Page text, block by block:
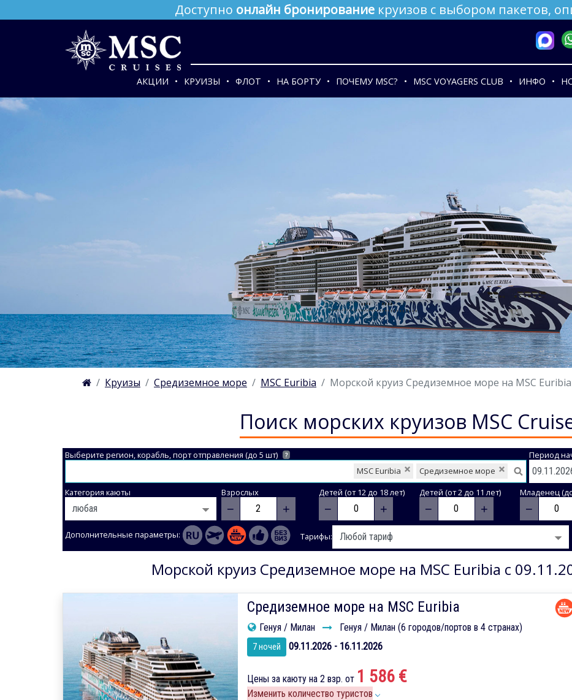
Доступно онлайн бронирование круизов с выбором пакетов,
АКЦИИ КРУИЗЫ ФЛОТ НА БОРТУ ПОЧЕМУ MSC? MSC VOYAGERS CLUB ИНФО
Круизы Средиземное море MSC Euribia Морской круиз Средиземное море на MSC Euribia
Поиск морских круизов MSC
Выберите регион, корабль, порт отправления (до 5 шт) ?
Средиземное море
MSC Euribia
Период
Категория каюты Взрослых
− +
Детей (от 12 до 18 лет)
− +
Детей (от 2 до 11 лет)
− +
Младенец
−
Дополнительные параметры: Тарифы:
Морской круиз Средиземное море на MSC Euribia с
Средиземное море на MSC Euribia
Генуя / Милан Генуя / Милан (6 городов/портов в 4 странах)
7 ночей 09.11.2026 - 16.11.2026
Цены за каюту на 2 взр. от 1 586 €
Изменить количество туристов